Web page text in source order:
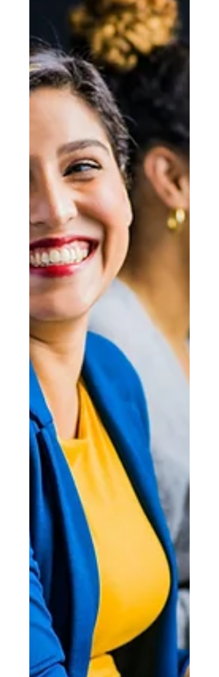
Maria Mayorova
17 ago 2023
3 min de lectura
Estrategias y Plataformas de
Listado de Eventos:
Potenciando el Marketing de
Eventos y su Promoción
Planificar y ejecutar un evento exitoso
requiere más que solo una gran idea o
concepto. Uno de los componentes críticos
del éxito de un...